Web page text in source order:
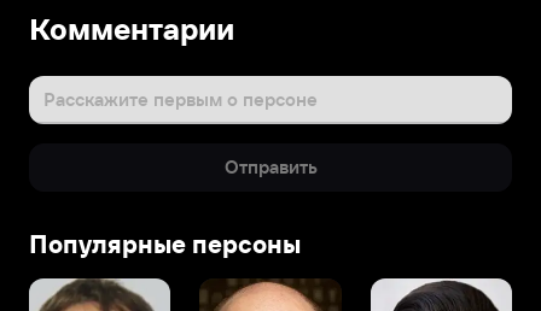
Комментарии
Расскажите первым о персоне
Отправить
Популярные персоны